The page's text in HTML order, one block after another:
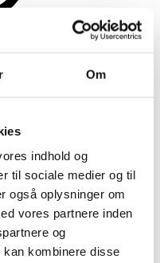
Om
indhold og
til sociale medier og til
også oplysninger om
vores partnere inden
og
kombinere disse
mink str.